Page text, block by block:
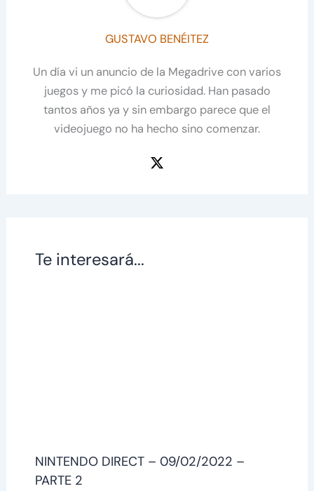
GUSTAVO BENÉITEZ
Un día vi un anuncio de la Megadrive con varios
juegos y me picó la curiosidad. Han pasado
tantos años ya y sin embargo parece que el
videojuego no ha hecho sino comenzar.
Te interesará...
NINTENDO DIRECT – 09/02/2022 –
PARTE 2